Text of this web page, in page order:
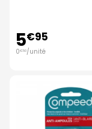
5€95
0€50/unité